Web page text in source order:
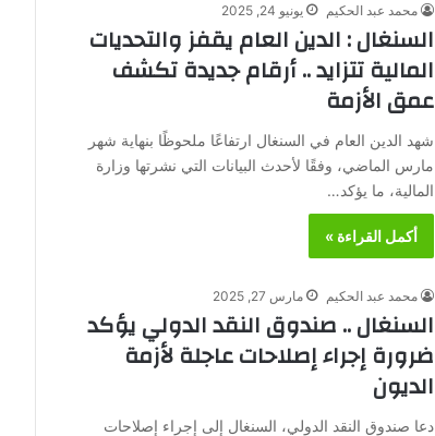
محمد عبد الحكيم يونيو 24, 2025
السنغال : الدين العام يقفز والتحديات
المالية تتزايد .. أرقام جديدة تكشف
عمق الأزمة
شهد الدين العام في السنغال ارتفاعًا ملحوظًا بنهاية شهر
مارس الماضي، وفقًا لأحدث البيانات التي نشرتها وزارة
المالية، ما يؤكد…
أكمل القراءة »
محمد عبد الحكيم مارس 27, 2025
السنغال .. صندوق النقد الدولي يؤكد
ضرورة إجراء إصلاحات عاجلة لأزمة
الديون
دعا صندوق النقد الدولي، السنغال إلى إجراء إصلاحات